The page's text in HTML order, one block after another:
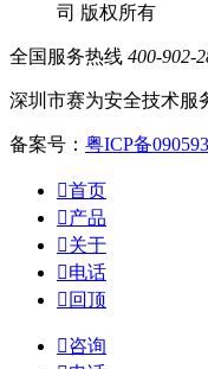
司 版权所有
全国服务热线 400-902-
深圳市赛为安全技术服
备案号： 粤ICP备
首页
产品
关于
电话
 回顶
咨询